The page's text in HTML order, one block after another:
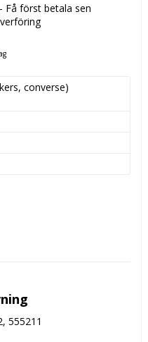
Få först betala sen
converse)
555211